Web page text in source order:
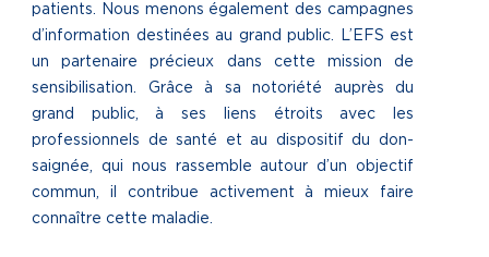
patients. Nous menons également des campagnes
d’information destinées au grand public.
L’EFS est
un partenaire précieux dans cette mission de
sensibilisation. Grâce à sa notoriété auprès du
grand public, à ses liens étroits avec les
professionnels de santé et au dispositif du don-
saignée, qui nous rassemble autour d’un objectif
commun, il contribue activement à mieux faire
connaître cette maladie.